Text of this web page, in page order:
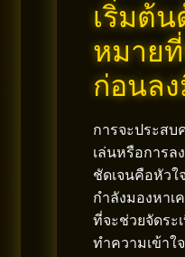
เริ่มต้น
หมาย
ก่อนล
การจะประสบ
เล่นหรือการล
ชัดเจนคือหัว
กำลังมองหาเ
ที่จะช่วยจัดระ
ทำความเข้า